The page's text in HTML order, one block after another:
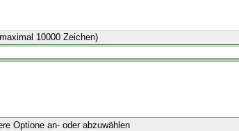
10000 Zeichen)
Optione an- oder abzuwählen